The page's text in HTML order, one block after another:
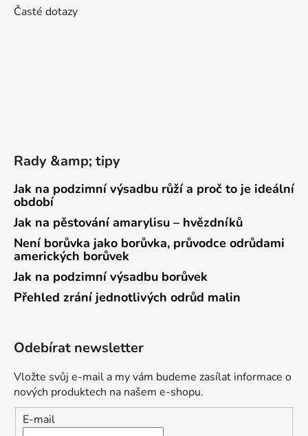
Časté dotazy
Rady &amp; tipy
Jak na podzimní výsadbu růží a proč to je ideální
období
Jak na pěstování amarylisu – hvězdníků
Není borůvka jako borůvka, průvodce odrůdami
amerických borůvek
Jak na podzimní výsadbu borůvek
Přehled zrání jednotlivých odrůd malin
Odebírat newsletter
Vložte svůj e-mail a my vám budeme zasílat informace o
nových produktech na našem e-shopu.
E-mail